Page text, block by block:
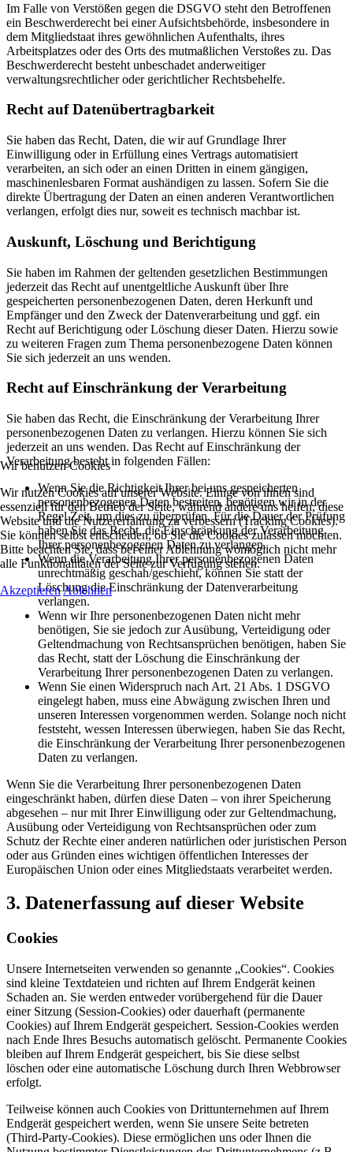
Im Falle von Verstößen gegen die DSGVO steht den Betroffenen
ein Beschwerderecht bei einer Aufsichtsbehörde, insbesondere in
dem Mitgliedstaat ihres gewöhnlichen Aufenthalts, ihres
Arbeitsplatzes oder des Orts des mutmaßlichen Verstoßes zu. Das
Beschwerderecht besteht unbeschadet anderweitiger
verwaltungsrechtlicher oder gerichtlicher Rechtsbehelfe.
Recht auf Daten­übertrag­barkeit
Sie haben das Recht, Daten, die wir auf Grundlage Ihrer
Einwilligung oder in Erfüllung eines Vertrags automatisiert
verarbeiten, an sich oder an einen Dritten in einem gängigen,
maschinenlesbaren Format aushändigen zu lassen. Sofern Sie die
direkte Übertragung der Daten an einen anderen Verantwortlichen
verlangen, erfolgt dies nur, soweit es technisch machbar ist.
Auskunft, Löschung und Berichtigung
Sie haben im Rahmen der geltenden gesetzlichen Bestimmungen
jederzeit das Recht auf unentgeltliche Auskunft über Ihre
gespeicherten personenbezogenen Daten, deren Herkunft und
Empfänger und den Zweck der Datenverarbeitung und ggf. ein
Recht auf Berichtigung oder Löschung dieser Daten. Hierzu sowie
zu weiteren Fragen zum Thema personenbezogene Daten können
Sie sich jederzeit an uns wenden.
Recht auf Einschränkung der Verarbeitung
Sie haben das Recht, die Einschränkung der Verarbeitung Ihrer
personenbezogenen Daten zu verlangen. Hierzu können Sie sich
jederzeit an uns wenden. Das Recht auf Einschränkung der
Verarbeitung besteht in folgenden Fällen:
Wenn Sie die Richtigkeit Ihrer bei uns gespeicherten
personenbezogenen Daten bestreiten, benötigen wir in der
Regel Zeit, um dies zu überprüfen. Für die Dauer der Prüfung
haben Sie das Recht, die Einschränkung der Verarbeitung
Ihrer personenbezogenen Daten zu verlangen.
Wenn die Verarbeitung Ihrer personenbezogenen Daten
unrechtmäßig geschah/geschieht, können Sie statt der
Löschung die Einschränkung der Datenverarbeitung
verlangen.
Wenn wir Ihre personenbezogenen Daten nicht mehr
benötigen, Sie sie jedoch zur Ausübung, Verteidigung oder
Geltendmachung von Rechtsansprüchen benötigen, haben Sie
das Recht, statt der Löschung die Einschränkung der
Verarbeitung Ihrer personenbezogenen Daten zu verlangen.
Wenn Sie einen Widerspruch nach Art. 21 Abs. 1 DSGVO
eingelegt haben, muss eine Abwägung zwischen Ihren und
unseren Interessen vorgenommen werden. Solange noch nicht
feststeht, wessen Interessen überwiegen, haben Sie das Recht,
die Einschränkung der Verarbeitung Ihrer personenbezogenen
Daten zu verlangen.
Wenn Sie die Verarbeitung Ihrer personenbezogenen Daten
eingeschränkt haben, dürfen diese Daten – von ihrer Speicherung
abgesehen – nur mit Ihrer Einwilligung oder zur Geltendmachung,
Ausübung oder Verteidigung von Rechtsansprüchen oder zum
Schutz der Rechte einer anderen natürlichen oder juristischen Person
oder aus Gründen eines wichtigen öffentlichen Interesses der
Europäischen Union oder eines Mitgliedstaats verarbeitet werden.
3. Datenerfassung auf dieser Website
Cookies
Unsere Internetseiten verwenden so genannte „Cookies“. Cookies
sind kleine Textdateien und richten auf Ihrem Endgerät keinen
Schaden an. Sie werden entweder vorübergehend für die Dauer
einer Sitzung (Session-Cookies) oder dauerhaft (permanente
Cookies) auf Ihrem Endgerät gespeichert. Session-Cookies werden
nach Ende Ihres Besuchs automatisch gelöscht. Permanente Cookies
bleiben auf Ihrem Endgerät gespeichert, bis Sie diese selbst
löschen oder eine automatische Löschung durch Ihren Webbrowser
erfolgt.
Teilweise können auch Cookies von Drittunternehmen auf Ihrem
Endgerät gespeichert werden, wenn Sie unsere Seite betreten
(Third-Party-Cookies). Diese ermöglichen uns oder Ihnen die
Wir benutzen Cookies
Wir nutzen Cookies auf unserer Website. Einige von ihnen sind
essenziell für den Betrieb der Seite, während andere uns helfen, diese
Website und die Nutzererfahrung zu verbessern (Tracking Cookies).
Sie können selbst entscheiden, ob Sie die Cookies zulassen möchten.
Bitte beachten Sie, dass bei einer Ablehnung womöglich nicht mehr
alle Funktionalitäten der Seite zur Verfügung stehen.
AkzeptierenAblehnen